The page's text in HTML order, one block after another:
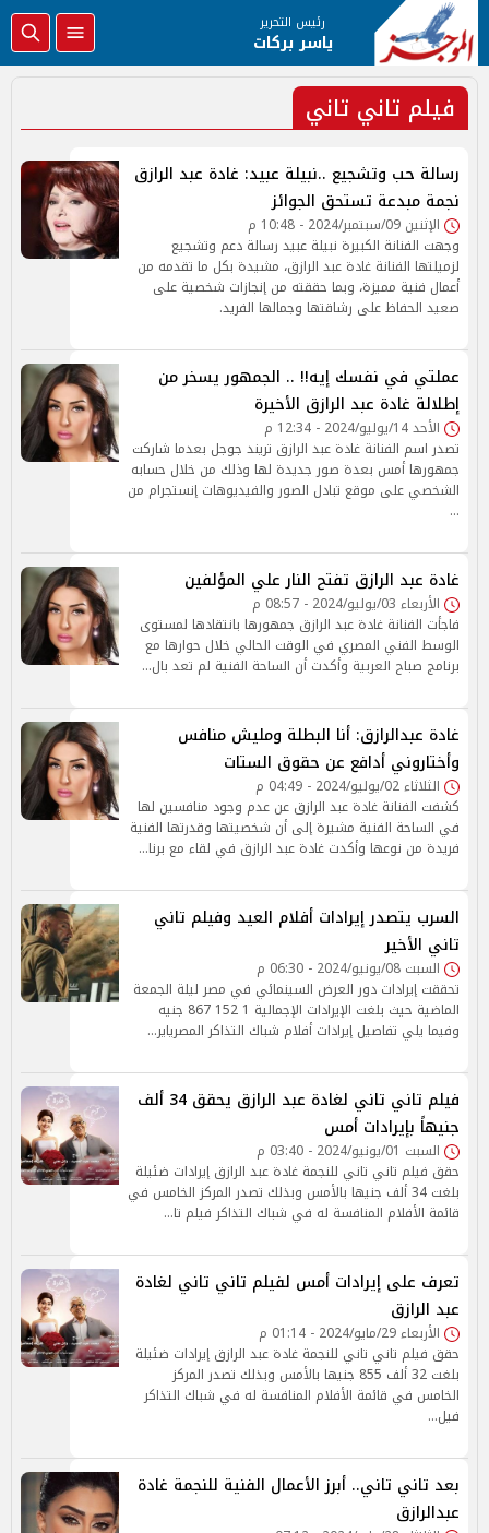
رئيس التحرير
ياسر بركات
فيلم تاني تاني
رسالة حب وتشجيع ..نبيلة عبيد: غادة عبد الرازق
نجمة مبدعة تستحق الجوائز
الإثنين 09/سبتمبر/2024 - 10:48 م
وجهت الفنانة الكبيرة نبيلة عبيد رسالة دعم وتشجيع
لزميلتها الفنانة غادة عبد الرازق، مشيدة بكل ما تقدمه من
أعمال فنية مميزة، وبما حققته من إنجازات شخصية على
صعيد الحفاظ على رشاقتها وجمالها الفريد.
عملتي في نفسك إيه!! .. الجمهور يسخر من
إطلالة غادة عبد الرازق الأخيرة
الأحد 14/يوليو/2024 - 12:34 م
تصدر اسم الفنانة غادة عبد الرازق تريند جوجل بعدما شاركت
جمهورها أمس بعدة صور جديدة لها وذلك من خلال حسابه
الشخصي على موقع تبادل الصور والفيديوهات إنستجرام من
…
غادة عبد الرازق تفتح النار علي المؤلفين
الأربعاء 03/يوليو/2024 - 08:57 م
فاجأت الفنانة غادة عبد الرازق جمهورها بانتقادها لمستوى
الوسط الفني المصري في الوقت الحالي خلال حوارها مع
برنامج صباح العربية وأكدت أن الساحة الفنية لم تعد بال…
غادة عبدالرازق: أنا البطلة ومليش منافس
وأختاروني أدافع عن حقوق الستات
الثلاثاء 02/يوليو/2024 - 04:49 م
كشفت الفنانة غادة عبد الرازق عن عدم وجود منافسين لها
في الساحة الفنية مشيرة إلى أن شخصيتها وقدرتها الفنية
فريدة من نوعها وأكدت غادة عبد الرازق في لقاء مع برنا…
السرب يتصدر إيرادات أفلام العيد وفيلم تاني
تاني الأخير
السبت 08/يونيو/2024 - 06:30 م
تحققت إيرادات دور العرض السينمائي في مصر ليلة الجمعة
الماضية حيث بلغت الإيرادات الإجمالية 1 152 867 جنيه
وفيما يلي تفاصيل إيرادات أفلام شباك التذاكر المصرياير…
فيلم تاني تاني لغادة عبد الرازق يحقق 34 ألف
جنيهاً بإيرادات أمس
السبت 01/يونيو/2024 - 03:40 م
حقق فيلم تاني تاني للنجمة غادة عبد الرازق إيرادات ضئيلة
بلغت 34 ألف جنيها بالأمس وبذلك تصدر المركز الخامس في
قائمة الأفلام المنافسة له في شباك التذاكر فيلم تا…
تعرف على إيرادات أمس لفيلم تاني تاني لغادة
عبد الرازق
الأربعاء 29/مايو/2024 - 01:14 م
حقق فيلم تاني تاني للنجمة غادة عبد الرازق إيرادات ضئيلة
بلغت 32 ألف 855 جنيها بالأمس وبذلك تصدر المركز
الخامس في قائمة الأفلام المنافسة له في شباك التذاكر
فيل…
بعد تاني تاني.. أبرز الأعمال الفنية للنجمة غادة
عبدالرازق